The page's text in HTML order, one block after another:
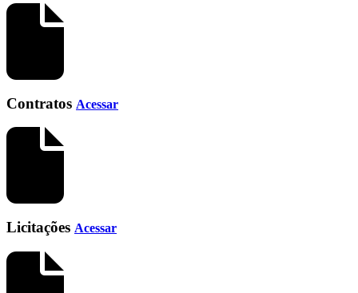
Contratos Acessar
Licitações Acessar